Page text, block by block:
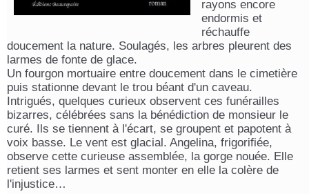
rayons encore
endormis et
réchauffe
doucement la nature. Soulagés, les arbres pleurent des
larmes de fonte de glace.
Un fourgon mortuaire entre doucement dans le cimetière
puis stationne devant le trou béant d'un caveau.
Intrigués, quelques curieux observent ces funérailles
bizarres, célébrées sans la bénédiction de monsieur le
curé. Ils se tiennent à l'écart, se groupent et papotent à
voix basse. Le vent est glacial. Angelina, frigorifiée,
observe cette curieuse assemblée, la gorge nouée. Elle
retient ses larmes et sent monter en elle la colère de
l'injustice…